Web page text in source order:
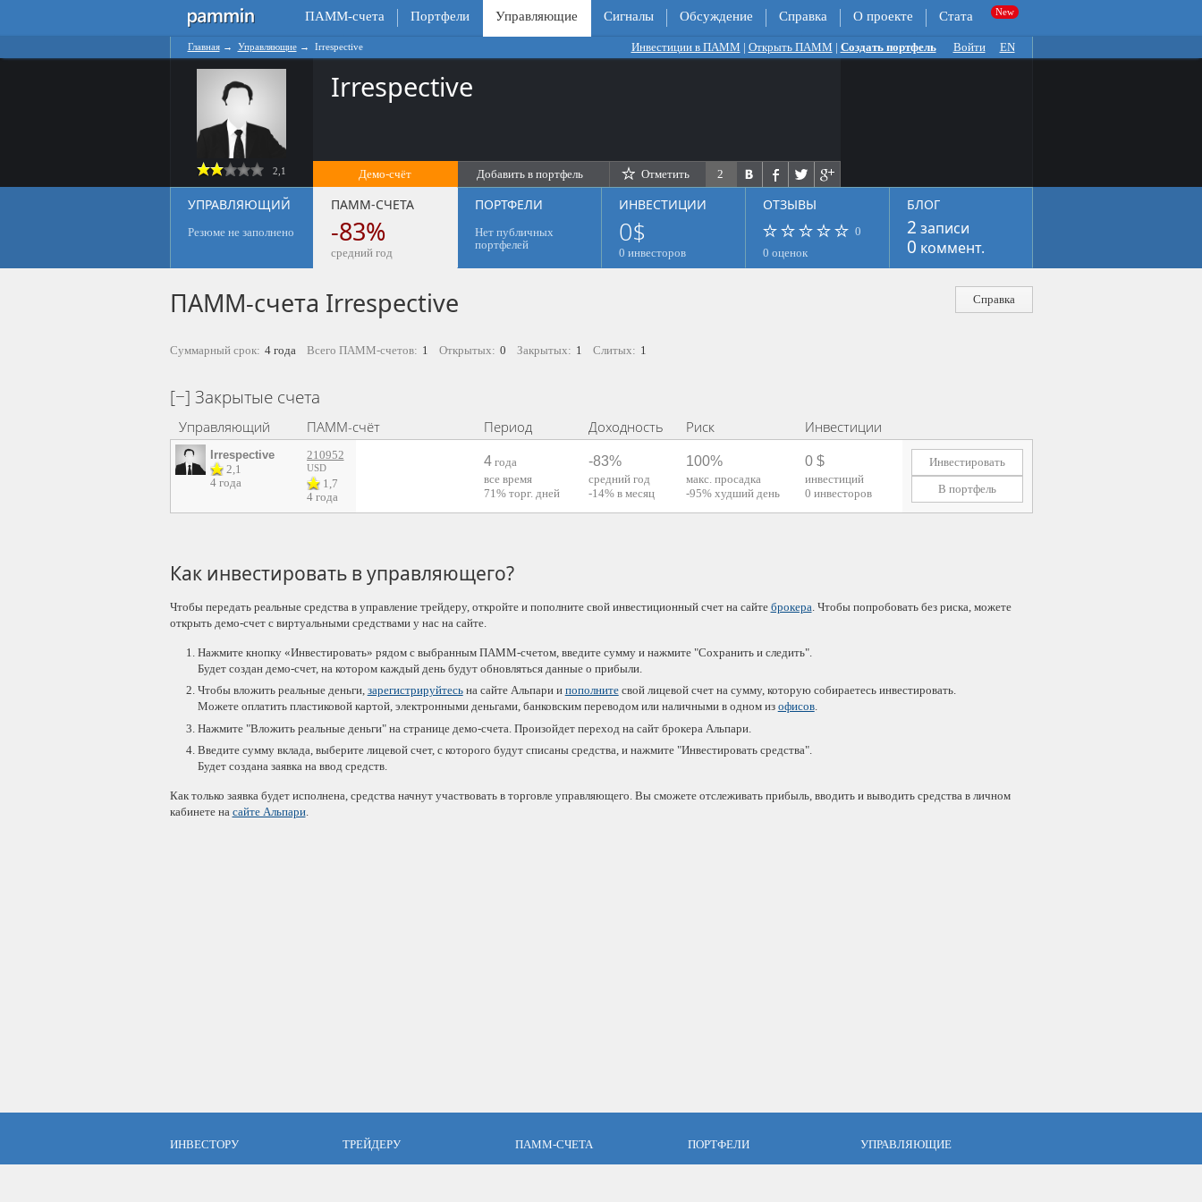
ПАММ-счета Портфели Управляющие Сигналы Обсуждение Справка О проекте Стата
Главная→ Управляющие→ Irrespective Инвестиции в ПАММ | Открыть ПАММ | Создать портфель Войти EN
2,1
Irrespective
Демо-счёт
Добавить в портфель
0
Отметить 2
УПРАВЛЯЮЩИЙ
Резюме не заполнено
ПАММ-СЧЕТА
-83%
средний год
ПОРТФЕЛИ
Нет публичных
портфелей
ИНВЕСТИЦИИ
0$
0 инвесторов
ОТЗЫВЫ
0
0 оценок
БЛОГ
2 записи
0 коммент.
Справка
ПАММ-счета Irrespective
Суммарный срок: 4 года Всего ПАММ-счетов: 1 Открытых: 0 Закрытых: 1 Слитых: 1
Закрытые счета
Управляющий ПАММ-счёт Период Доходность Риск Инвестиции
Irrespective
2,1
4 года
210952
USD
1,7
4 года
4 года
все время
71% торг. дней
-83%
средний год
-14% в месяц
100%
макс. просадка
-95% худший день
0 $
инвестиций
0 инвесторов
Инвестировать
В портфель
Как инвестировать в управляющего?
Чтобы передать реальные средства в управление трейдеру, откройте и пополните свой инвестиционный счет на сайте брокера . Чтобы попробовать без риска, можете
открыть демо-счет с виртуальными средствами у нас на сайте.
Нажмите кнопку «Инвестировать» рядом с выбранным ПАММ-счетом, введите сумму и нажмите "Сохранить и следить".
Будет создан демо-счет, на котором каждый день будут обновляться данные о прибыли.
Чтобы вложить реальные деньги, зарегистрируйтесьна сайте Альпари и пополнитесвой лицевой счет на сумму, которую собираетесь инвестировать.
Можете оплатить пластиковой картой, электронными деньгами, банковским переводом или наличными в одном из офисов.
Нажмите "Вложить реальные деньги" на странице демо-счета. Произойдет переход на сайт брокера Альпари.
Введите сумму вклада, выберите лицевой счет, с которого будут списаны средства, и нажмите "Инвестировать средства".
Будет создана заявка на ввод средств.
Как только заявка будет исполнена, средства начнут участвовать в торговле управляющего. Вы сможете отслеживать прибыль, вводить и выводить средства в личном
кабинете на сайте Альпари.
ИНВЕСТОРУ
ТРЕЙДЕРУ
ПАММ-СЧЕТА
ПОРТФЕЛИ
УПРАВЛЯЮЩИЕ